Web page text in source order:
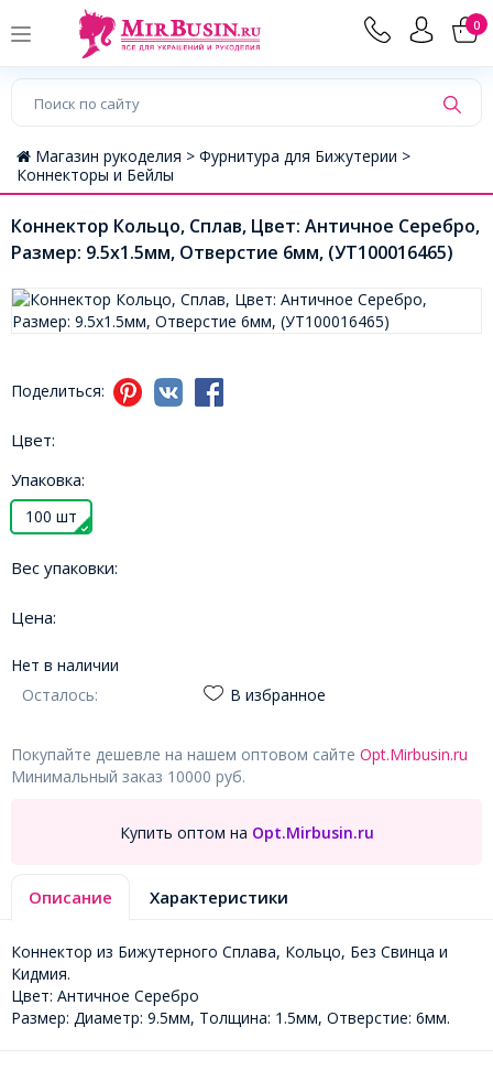
0
Магазин рукоделия > Фурнитура для Бижутерии >
Коннекторы и Бейлы
Коннектор Кольцо, Сплав, Цвет: Античное Серебро,
Размер: 9.5х1.5мм, Отверстие 6мм, (УТ100016465)
Поделиться:
Цвет:
Упаковка:
100 шт
Вес упаковки:
Цена:
Нет в наличии
Осталось:
В избранное
Покупайте дешевле на нашем оптовом сайте Opt.Mirbusin.ru
Минимальный заказ 10000 руб.
Купить оптом на Opt.Mirbusin.ru
Описание Характеристики
Коннектор из Бижутерного Сплава, Кольцо, Без Свинца и
Кидмия.
Цвет: Античное Серебро
Размер: Диаметр: 9.5мм, Толщина: 1.5мм, Отверстие: 6мм.